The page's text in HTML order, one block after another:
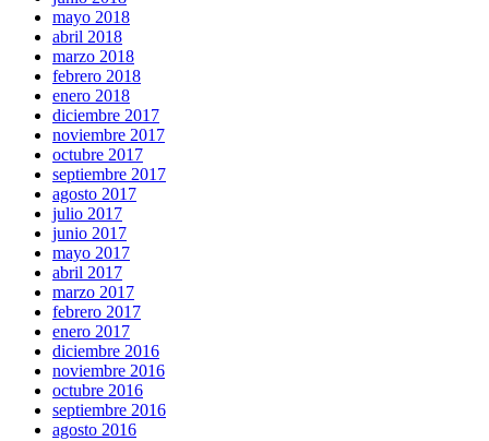
mayo 2018
abril 2018
marzo 2018
febrero 2018
enero 2018
diciembre 2017
noviembre 2017
octubre 2017
septiembre 2017
agosto 2017
julio 2017
junio 2017
mayo 2017
abril 2017
marzo 2017
febrero 2017
enero 2017
diciembre 2016
noviembre 2016
octubre 2016
septiembre 2016
agosto 2016